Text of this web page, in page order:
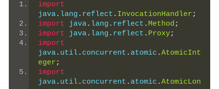
import
java. lang . reflect . InvocationHandler ;
import java. lang . reflect . Method ;
import java. lang . reflect . Proxy;
import
java. util. concurrent . atomic .AtomicInt
eger ;
import
java. util. concurrent . atomic .AtomicLon